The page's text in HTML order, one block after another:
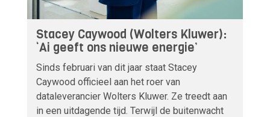
Stacey Caywood (Wolters Kluwer):
‘Ai geeft ons nieuwe energie’
Sinds februari van dit jaar staat Stacey
Caywood officieel aan het roer van
dataleverancier Wolters Kluwer. Ze treedt aan
in een uitdagende tijd. Terwijl de buitenwacht